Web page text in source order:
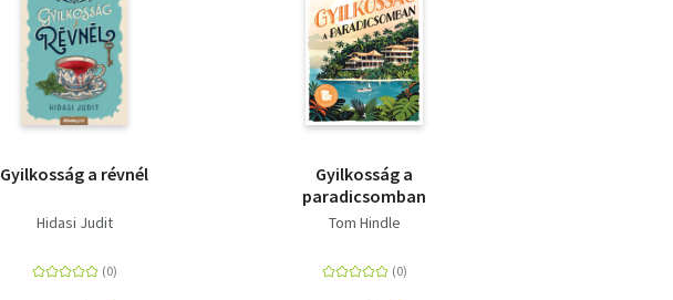
Gyilkosság a révnél
Hidasi Judit
Gyilkosság a
paradicsomban
Tom Hindle